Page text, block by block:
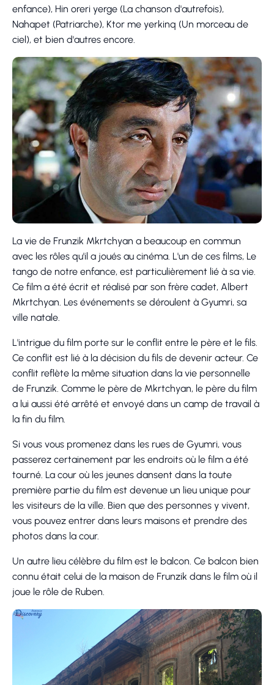
enfance), Hin oreri yerge (La chanson d'autrefois),
Nahapet (Patriarche), Ktor me yerkinq (Un morceau de
ciel), et bien d'autres encore.
La vie de Frunzik Mkrtchyan a beaucoup en commun
avec les rôles qu'il a joués au cinéma. L'un de ces films, Le
tango de notre enfance, est particulièrement lié à sa vie.
Ce film a été écrit et réalisé par son frère cadet, Albert
Mkrtchyan. Les événements se déroulent à Gyumri, sa
ville natale.
L'intrigue du film porte sur le conflit entre le père et le fils.
Ce conflit est lié à la décision du fils de devenir acteur. Ce
conflit reflète la même situation dans la vie personnelle
de Frunzik. Comme le père de Mkrtchyan, le père du film
a lui aussi été arrêté et envoyé dans un camp de travail à
la fin du film.
Si vous vous promenez dans les rues de Gyumri, vous
passerez certainement par les endroits où le film a été
tourné. La cour où les jeunes dansent dans la toute
première partie du film est devenue un lieu unique pour
les visiteurs de la ville. Bien que des personnes y vivent,
vous pouvez entrer dans leurs maisons et prendre des
photos dans la cour.
Un autre lieu célèbre du film est le balcon. Ce balcon bien
connu était celui de la maison de Frunzik dans le film où il
joue le rôle de Ruben.